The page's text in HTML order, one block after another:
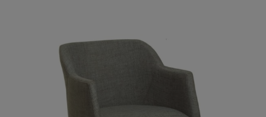
dass je nach Bezug ein Aufpreis entstehen kann.
Um den Look des Stuhls abzurunden, wählen Sie
einen Beizton aus. Sie wollen, dass Ihre neue
Bestuhlung lange Teil Ihrer Gastroeinrichtung
bleibt? Dann sind Stuhlgleiter eine Überlegung
wert. Sie schützen Ihren Boden und die
Stuhlbeine vor Kratzern. Stuhl fertig montiert